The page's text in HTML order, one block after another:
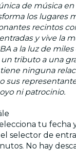
de música
los lugares
recintos
y vive la
a la luz de miles
tributo a una
ninguna
sus
ni patrocinio.
tu fecha
selector de
No hay